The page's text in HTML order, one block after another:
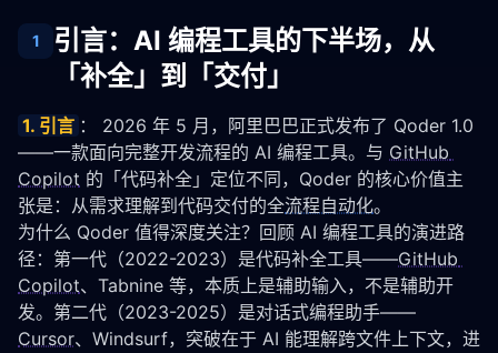
1
引言：AI 编程工具的下半场，从
「补全」到「交付」
1. 引言 ： 2026 年 5 月，阿里巴巴正式发布了 Qoder 1.0
——一款面向完整开发流程的 AI 编程工具。与 GitHub
Copilot 的「代码补全」定位不同，Qoder 的核心价值主
张是：从需求理解到代码交付的全流程自动化。
为什么 Qoder 值得深度关注？回顾 AI 编程工具的演进路
径：第一代（2022-2023）是代码补全工具——GitHub
Copilot、Tabnine 等，本质上是辅助输入，不是辅助开
发。第二代（2023-2025）是对话式编程助手——
Cursor、Windsurf，突破在于 AI 能理解跨文件上下文，进